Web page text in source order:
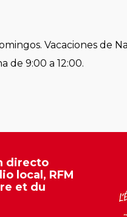
Vacaciones de
de 9:00 a 12:00.
directo
local, RFM
et du